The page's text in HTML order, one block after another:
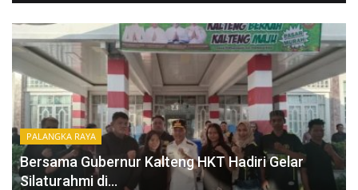
PALANGKA RAYA
Bersama Gubernur Kalteng HKT Hadiri Gelar
Silaturahmi di...